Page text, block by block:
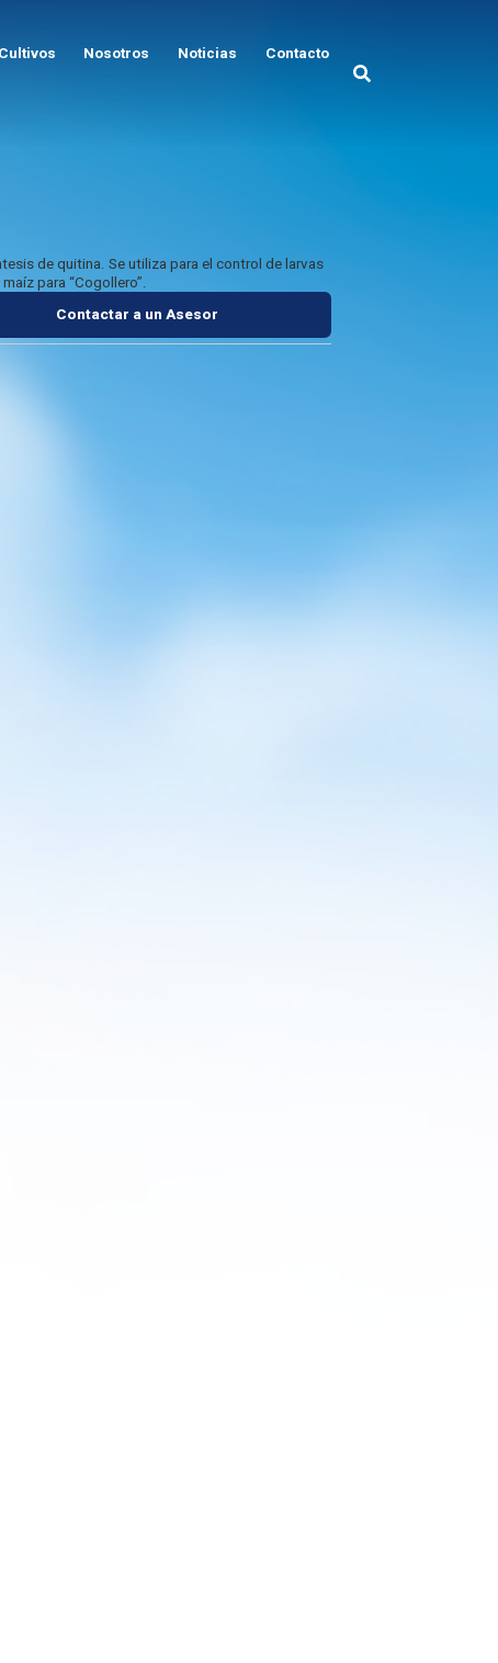
Cultivos Nosotros Noticias Contacto
de quitina. Se utiliza para el control de larvas
para “Cogollero”.
Contactar a un Asesor